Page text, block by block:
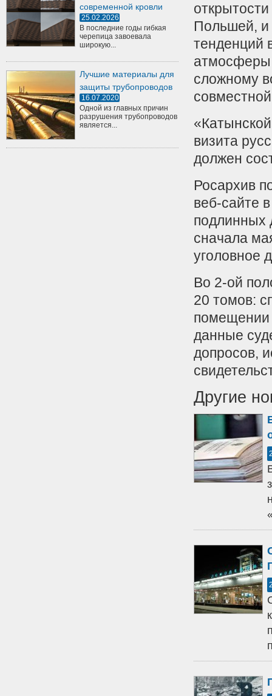
современной кровли
25.02.2026
В последние годы гибкая
черепица завоевала
широкую...
Лучшие материалы для
защиты трубопроводов
16.07.2020
Одной из главных причин
разрушения трубопроводов
является...
Польшей, и
тенденций
атмосферы
сложному
визита
должен
Росархив
веб-сайте
подлинных
сначала
уголовное
Во 2-ой
20 томов:
помещении
данные
допросов,
Другие